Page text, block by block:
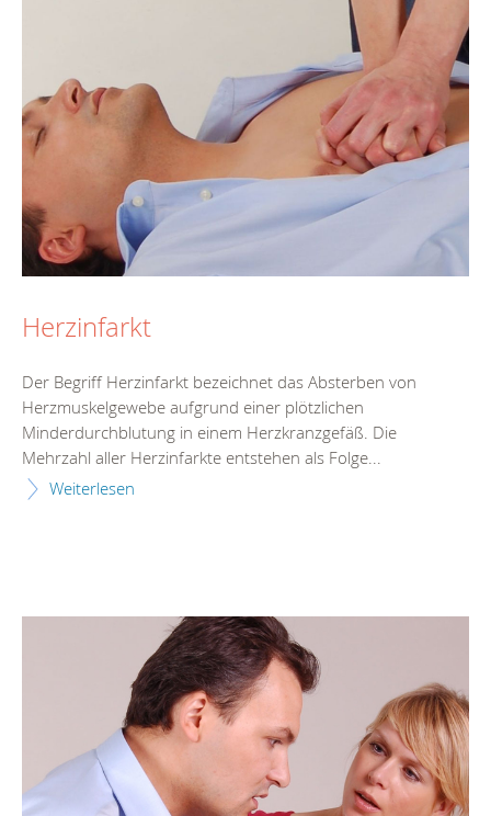
Herzinfarkt
Der Begriff Herzinfarkt bezeichnet das Absterben von
Herzmuskelgewebe aufgrund einer plötzlichen
Minderdurchblutung in einem Herzkranzgefäß. Die
Mehrzahl aller Herzinfarkte entstehen als Folge...
Weiterlesen